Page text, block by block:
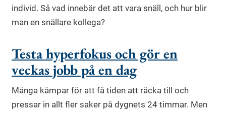
individ. Så vad innebär det att vara snäll, och hur blir
man en snällare kollega?
Testa hyperfokus och gör en
veckas jobb på en dag
Många kämpar för att få tiden att räcka till och
pressar in allt fler saker på dygnets 24 timmar. Men